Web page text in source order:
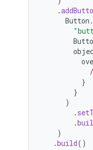
.
Button .
}
}
)
.
.
)
.build()